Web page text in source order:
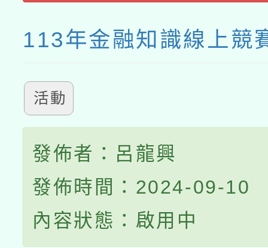
113年金融知識線上競
活動
發佈者：呂龍興
發佈時間：2024-09-10
內容狀態：啟用中